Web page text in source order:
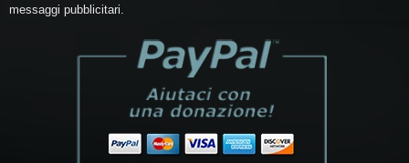
messaggi pubblicitari.